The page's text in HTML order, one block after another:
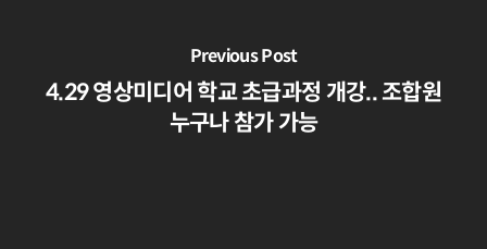
Previous Post
4.29 영상미디어 학교 초급과정 개강.. 조합원
누구나 참가 가능